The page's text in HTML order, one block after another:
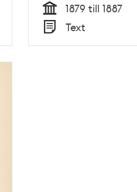
Tid
1879 till 1887
Typ
Text